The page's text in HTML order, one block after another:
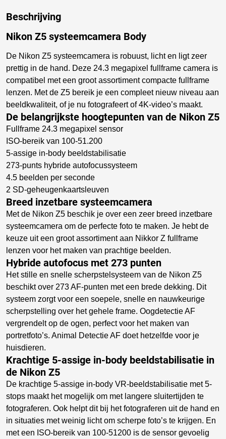
Beschrijving
Nikon Z5 systeemcamera Body
De Nikon Z5 systeemcamera is robuust, licht en ligt zeer
prettig in de hand. Deze 24.3 megapixel fullframe camera is
compatibel met een groot assortiment compacte fullframe
lenzen. Met de Z5 bereik je een compleet nieuw niveau aan
beeldkwaliteit, of je nu fotografeert of 4K-video’s maakt.
De belangrijkste hoogtepunten van de Nikon Z5
Fullframe 24.3 megapixel sensor
ISO-bereik van 100-51.200
5-assige in-body beeldstabilisatie
273-punts hybride autofocussysteem
4.5 beelden per seconde
2 SD-geheugenkaartsleuven
Breed inzetbare systeemcamera
Met de Nikon Z5 beschik je over een zeer breed inzetbare
systeemcamera om de perfecte foto te maken. Je hebt de
keuze uit een groot assortiment aan Nikkor Z fullframe
lenzen voor het maken van prachtige beelden.
Hybride autofocus met 273 punten
Het stille en snelle scherpstelsysteem van de Nikon Z5
beschikt over 273 AF-punten met een brede dekking. Dit
systeem zorgt voor een soepele, snelle en nauwkeurige
scherpstelling over het gehele frame. Oogdetectie AF
vergrendelt op de ogen, perfect voor het maken van
portretfoto’s. Animal Detectie AF doet hetzelfde voor je
huisdieren.
Krachtige 5-assige in-body beeldstabilisatie in
de Nikon Z5
De krachtige 5-assige in-body VR-beeldstabilisatie met 5-
stops maakt het mogelijk om met langere sluitertijden te
fotograferen. Ook helpt dit bij het fotograferen uit de hand en
in situaties met weinig licht om scherpe foto’s te krijgen. En
met een ISO-bereik van 100-51200 is de sensor gevoelig